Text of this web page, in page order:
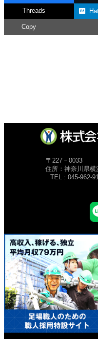
Threads
Copy
〒
住所：神奈川県
TEL : 045-962-